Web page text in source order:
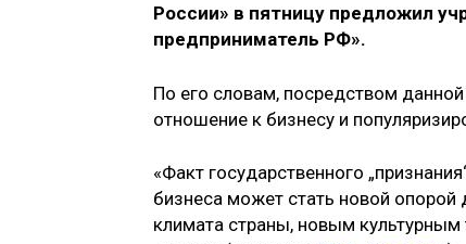
России» в пятницу предложил
предприниматель РФ».
По его словам, посредством
отношение к бизнесу и
«Факт государственного
бизнеса может стать новой опорой
климата страны, новым